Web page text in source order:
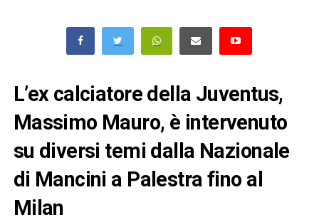
L’ex calciatore della Juventus,
Massimo Mauro, è intervenuto
su diversi temi dalla Nazionale
di Mancini a Palestra fino al
Milan